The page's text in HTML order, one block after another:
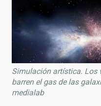
Simulación artística. Los
barren el gas de las
medialab